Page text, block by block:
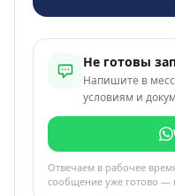
Не готовы
Напишите в
условиям и
Отвечаем в рабочее
сообщение уже готово —